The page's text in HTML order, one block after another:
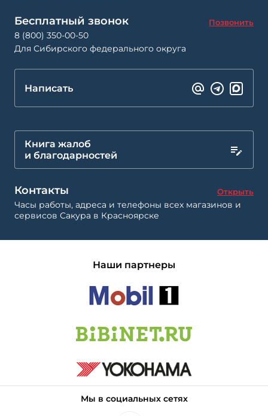
Бесплатный звонок Позвонить
8 (800) 350-00-50
Для Сибирского федерального округа
Написать
Книга жалоб
и благодарностей
Контакты Открыть
Часы работы, адреса и телефоны всех магазинов и
сервисов Сакура в Красноярске
Наши партнеры
Мы в социальных сетях